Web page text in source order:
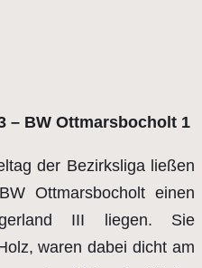
– BW Ottmarsbocholt 1
der Bezirksliga ließen
Ottmarsbocholt einen
III liegen. Sie
waren dabei dicht am